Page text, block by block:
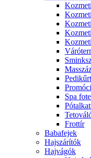
Spa
Frottír
Babafejek
Hajszárítók
Hajvágók